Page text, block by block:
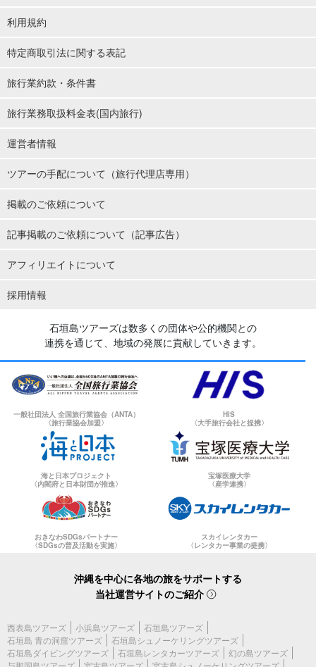
利用規約
特定商取引法に関する表記
旅行業約款・条件書
旅行業務取扱料金表(国内旅行)
運営者情報
ツアーの手配について（旅行代理店専用）
掲載のご依頼について
記事掲載のご依頼について（記事広告）
アフィリエイトについて
採用情報
石垣島ツアーズは数多くの団体や公的機関との
連携を通じて、地域の発展に貢献していきます。
一般社団法人 全国旅行業協会（ANTA）
〈旅行業協会加盟〉
HIS
〈大手旅行会社と提携〉
海と日本プロジェクト
〈内閣府と日本財団が推進〉
宝塚医療大学
〈産学連携〉
おきなわSDGsパートナー
〈SDGsの普及活動を実施〉
スカイレンタカー
〈レンタカー事業の提携〉
沖縄を中心に各地の旅をサポートする
当社運営サイトのご紹介
西表島ツアーズ 小浜島ツアーズ
石垣島ツアーズ
石垣島 青の洞窟ツアーズ
石垣島シュノーケリングツアーズ
石垣島ダイビングツアーズ
石垣島レンタカーツアーズ
幻の島ツアーズ